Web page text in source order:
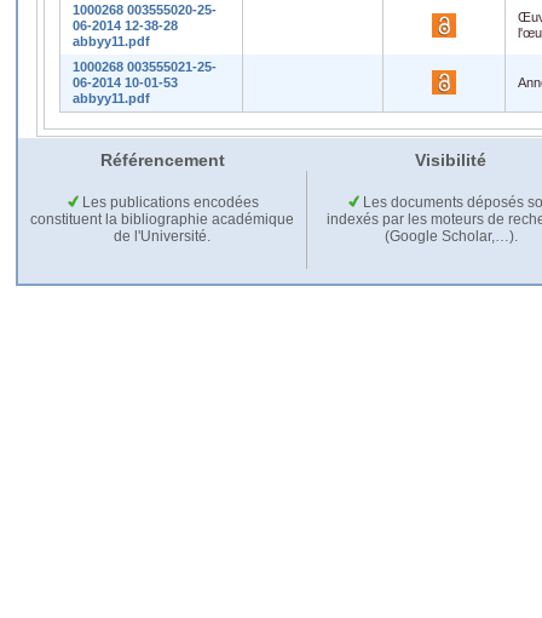
1000268 003555020-25-
06-2014 12-38-28
abbyy11.pdf
1000268 003555021-25-
06-2014 10-01-53
abbyy11.pdf
Référencement Visibilité
Les publications encodées
constituent la bibliographie académique
de l'Université.
Les documents déposés
indexés par les moteurs de
(Google Scholar,…).